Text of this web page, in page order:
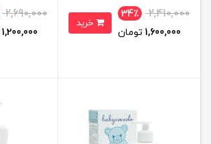
2,410,000
34٪
1,600,000 تومان
2,690,000
1,200,000